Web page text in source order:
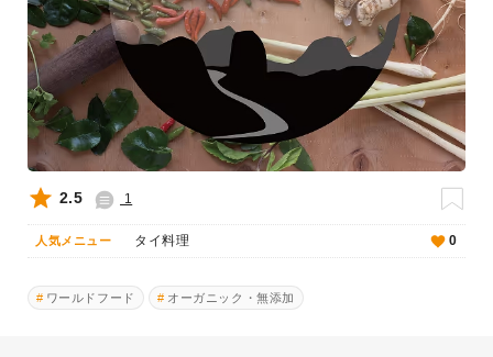
2.5 1
人気メニュー タイ料理 0
ワールドフード オーガニック・無添加